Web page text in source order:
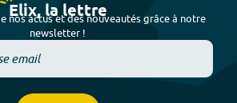
Elix, la lettre
nos actus et des nouveautés grâce à notre
newsletter !